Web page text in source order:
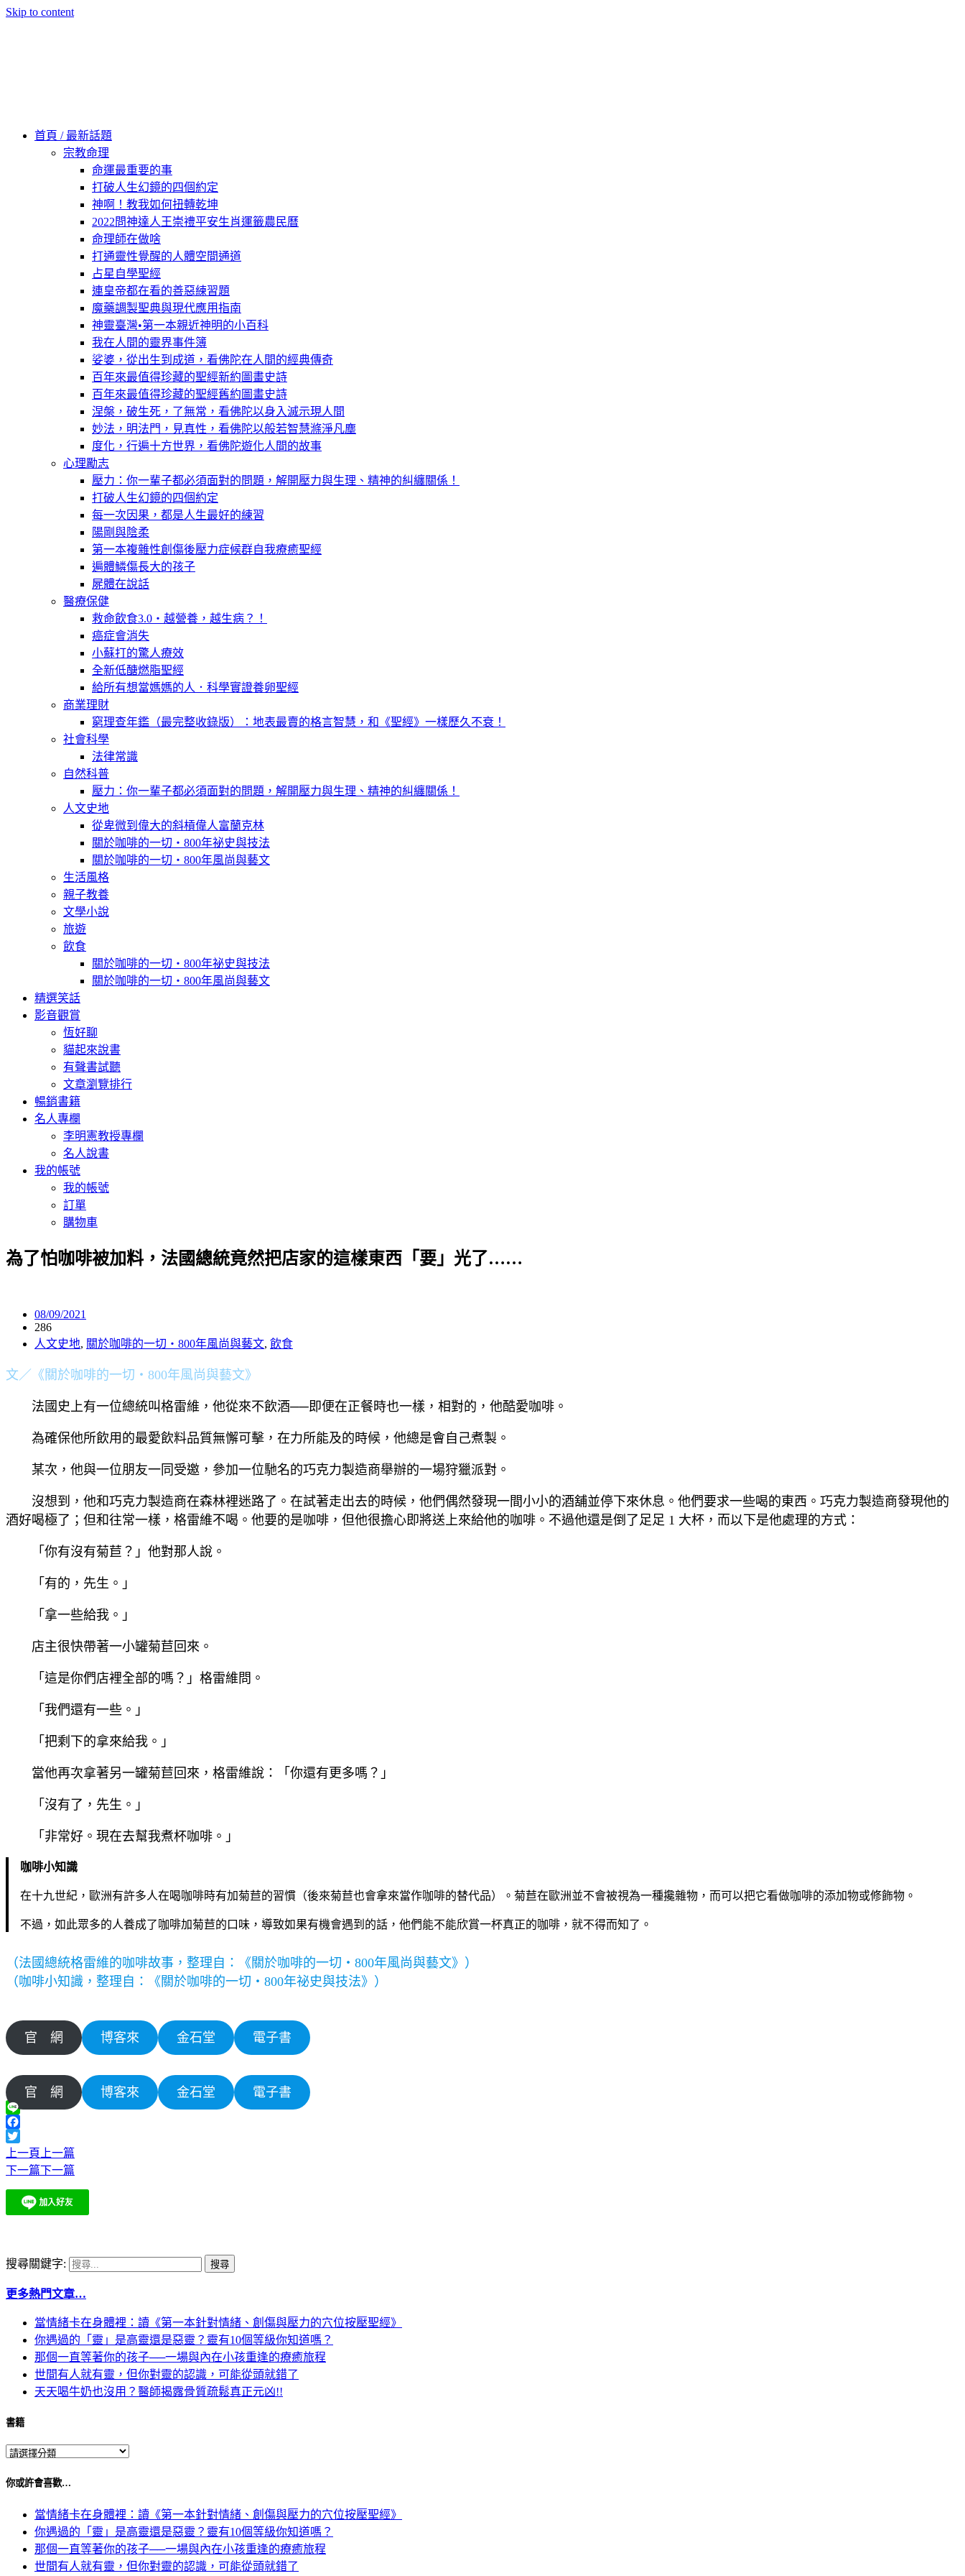
Skip to content
首頁 / 最新話題
宗教命理
命運最重要的事
打破人生幻鏡的四個約定
神啊！教我如何扭轉乾坤
2022問神達人王崇禮平安生肖運籤農民曆
命理師在做啥
打通靈性覺醒的人體空間通道
占星自學聖經
連皇帝都在看的善惡練習題
魔藥調製聖典與現代應用指南
神靈臺灣•第一本親近神明的小百科
我在人間的靈界事件簿
娑婆，從出生到成道，看佛陀在人間的經典傳奇
百年來最值得珍藏的聖經新約圖畫史詩
百年來最值得珍藏的聖經舊約圖畫史詩
涅槃，破生死，了無常，看佛陀以身入滅示現人間
妙法，明法門，見真性，看佛陀以般若智慧滌淨凡塵
度化，行遍十方世界，看佛陀遊化人間的故事
心理勵志
壓力：你一輩子都必須面對的問題，解開壓力與生理、精神的糾纏關係！
打破人生幻鏡的四個約定
每一次因果，都是人生最好的練習
陽剛與陰柔
第一本複雜性創傷後壓力症候群自我療癒聖經
遍體鱗傷長大的孩子
屍體在說話
醫療保健
救命飲食3.0‧越營養，越生病？！
癌症會消失
小蘇打的驚人療效
全新低醣燃脂聖經
給所有想當媽媽的人．科學實證養卵聖經
商業理財
窮理查年鑑（最完整收錄版）：地表最賣的格言智慧，和《聖經》一樣歷久不衰！
社會科學
法律常識
自然科普
壓力：你一輩子都必須面對的問題，解開壓力與生理、精神的糾纏關係！
人文史地
從卑微到偉大的斜槓偉人富蘭克林
關於咖啡的一切‧800年祕史與技法
關於咖啡的一切‧800年風尚與藝文
生活風格
親子教養
文學小說
旅遊
飲食
關於咖啡的一切‧800年祕史與技法
關於咖啡的一切‧800年風尚與藝文
精選笑話
影音觀賞
恆好聊
貓起來說書
有聲書試聽
文章瀏覽排行
暢銷書籍
名人專欄
李明憲教授專欄
名人說書
我的帳號
我的帳號
訂單
購物車
為了怕咖啡被加料，法國總統竟然把店家的這樣東西「要」光了……
08/09/2021
286
人文史地, 關於咖啡的一切‧800年風尚與藝文, 飲食
文／《關於咖啡的一切‧800年風尚與藝文》
法國史上有一位總統叫格雷維，他從來不飲酒──即便在正餐時也一樣，相對的，他酷愛咖啡。
為確保他所飲用的最愛飲料品質無懈可擊，在力所能及的時候，他總是會自己煮製。
某次，他與一位朋友一同受邀，參加一位馳名的巧克力製造商舉辦的一場狩獵派對。
沒想到，他和巧克力製造商在森林裡迷路了。在試著走出去的時候，他們偶然發現一間小小的酒舖並停下來休息。他們要求一些喝的東西。巧克力製造商發現他的
酒好喝極了；但和往常一樣，格雷維不喝。他要的是咖啡，但他很擔心即將送上來給他的咖啡。不過他還是倒了足足 1 大杯，而以下是他處理的方式：
「你有沒有菊苣？」他對那人說。
「有的，先生。」
「拿一些給我。」
店主很快帶著一小罐菊苣回來。
「這是你們店裡全部的嗎？」格雷維問。
「我們還有一些。」
「把剩下的拿來給我。」
當他再次拿著另一罐菊苣回來，格雷維說：「你還有更多嗎？」
「沒有了，先生。」
「非常好。現在去幫我煮杯咖啡。」
咖啡小知識
在十九世紀，歐洲有許多人在喝咖啡時有加菊苣的習慣（後來菊苣也會拿來當作咖啡的替代品）。菊苣在歐洲並不會被視為一種攙雜物，而可以把它看做咖啡的添加物或修飾物。
不過，如此眾多的人養成了咖啡加菊苣的口味，導致如果有機會遇到的話，他們能不能欣賞一杯真正的咖啡，就不得而知了。
（法國總統格雷維的咖啡故事，整理自：《關於咖啡的一切‧800年風尚與藝文》）
（咖啡小知識，整理自：《關於咖啡的一切‧800年祕史與技法》）
官 網 博客來 金石堂 電子書
官 網 博客來 金石堂 電子書
Line
Facebook
Twitter
上一頁 上一篇
下一篇下一篇
搜尋關鍵字:
更多熱門文章…
當情緒卡在身體裡：讀《第一本針對情緒、創傷與壓力的穴位按壓聖經》
你遇過的「靈」是高靈還是惡靈？靈有10個等級你知道嗎？
那個一直等著你的孩子──一場與內在小孩重逢的療癒旅程
世間有人就有靈，但你對靈的認識，可能從頭就錯了
天天喝牛奶也沒用？醫師揭露骨質疏鬆真正元凶!!
書籍
你或許會喜歡…
當情緒卡在身體裡：讀《第一本針對情緒、創傷與壓力的穴位按壓聖經》
你遇過的「靈」是高靈還是惡靈？靈有10個等級你知道嗎？
那個一直等著你的孩子──一場與內在小孩重逢的療癒旅程
世間有人就有靈，但你對靈的認識，可能從頭就錯了